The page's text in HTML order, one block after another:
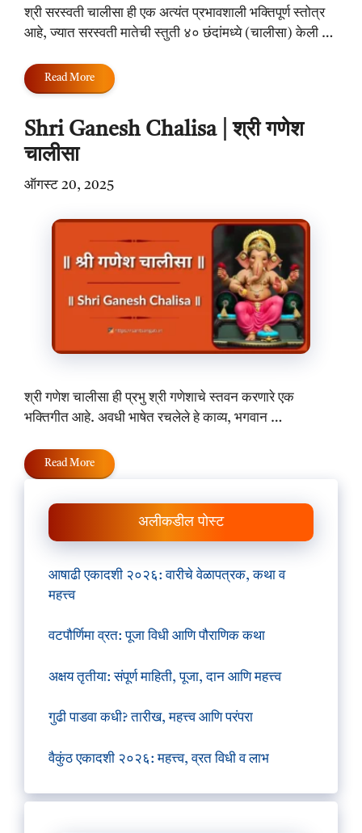
श्री सरस्वती चालीसा ही एक अत्यंत प्रभावशाली भक्तिपूर्ण स्तोत्र
आहे, ज्यात सरस्वती मातेची स्तुती ४० छंदांमध्ये (चालीसा) केली …
Read More
Shri Ganesh Chalisa | श्री गणेश
चालीसा
ऑगस्ट 20, 2025
श्री गणेश चालीसा ही प्रभु श्री गणेशाचे स्तवन करणारे एक
भक्तिगीत आहे. अवधी भाषेत रचलेले हे काव्य, भगवान …
Read More
अलीकडील पोस्ट
आषाढी एकादशी २०२६: वारीचे वेळापत्रक, कथा व
महत्त्व
वटपौर्णिमा व्रत: पूजा विधी आणि पौराणिक कथा
अक्षय तृतीया: संपूर्ण माहिती, पूजा, दान आणि महत्त्व
गुढी पाडवा कधी? तारीख, महत्त्व आणि परंपरा
वैकुंठ एकादशी २०२६: महत्त्व, व्रत विधी व लाभ